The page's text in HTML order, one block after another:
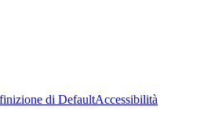
di DefaultAccessibilità